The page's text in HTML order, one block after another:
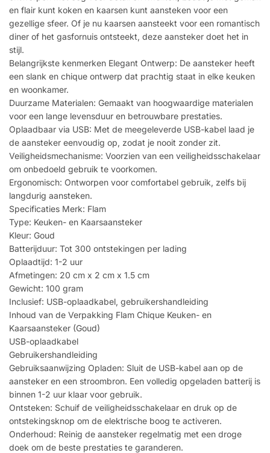
en flair kunt koken en kaarsen kunt aansteken voor een
gezellige sfeer. Of je nu kaarsen aansteekt voor een romantisch
diner of het gasfornuis ontsteekt, deze aansteker doet het in
stijl.
Belangrijkste kenmerken Elegant Ontwerp: De aansteker heeft
een slank en chique ontwerp dat prachtig staat in elke keuken
en woonkamer.
Duurzame Materialen: Gemaakt van hoogwaardige materialen
voor een lange levensduur en betrouwbare prestaties.
Oplaadbaar via USB: Met de meegeleverde USB-kabel laad je
de aansteker eenvoudig op, zodat je nooit zonder zit.
Veiligheidsmechanisme: Voorzien van een veiligheidsschakelaar
om onbedoeld gebruik te voorkomen.
Ergonomisch: Ontworpen voor comfortabel gebruik, zelfs bij
langdurig aansteken.
Specificaties Merk: Flam
Type: Keuken- en Kaarsaansteker
Kleur: Goud
Batterijduur: Tot 300 ontstekingen per lading
Oplaadtijd: 1-2 uur
Afmetingen: 20 cm x 2 cm x 1.5 cm
Gewicht: 100 gram
Inclusief: USB-oplaadkabel, gebruikershandleiding
Inhoud van de Verpakking Flam Chique Keuken- en
Kaarsaansteker (Goud)
USB-oplaadkabel
Gebruikershandleiding
Gebruiksaanwijzing Opladen: Sluit de USB-kabel aan op de
aansteker en een stroombron. Een volledig opgeladen batterij is
binnen 1-2 uur klaar voor gebruik.
Ontsteken: Schuif de veiligheidsschakelaar en druk op de
ontstekingsknop om de elektrische boog te activeren.
Onderhoud: Reinig de aansteker regelmatig met een droge
doek om de beste prestaties te garanderen.